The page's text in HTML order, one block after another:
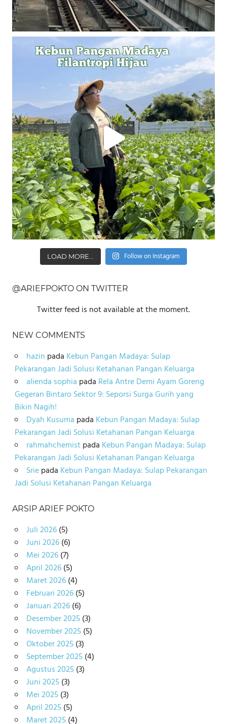
LOAD MORE... Follow on Instagram
@ARIEFPOKTO ON TWITTER
Twitter feed is not available at the moment.
NEW COMMENTS
hazin pada Kebun Pangan Madaya: Sulap
Pekarangan Jadi Solusi Ketahanan Pangan Keluarga
alienda sophia pada Rela Antre Demi Ayam Goreng
Gegeran Bintaro Sektor 9: Seporsi Surga Gurih yang
Bikin Nagih!
Dyah Kusuma pada Kebun Pangan Madaya: Sulap
Pekarangan Jadi Solusi Ketahanan Pangan Keluarga
rahmahchemistpada Kebun Pangan Madaya: Sulap
Pekarangan Jadi Solusi Ketahanan Pangan Keluarga
Sriepada Kebun Pangan Madaya: Sulap Pekarangan
Jadi Solusi Ketahanan Pangan Keluarga
ARSIP ARIEF POKTO
Juli 2026(5)
Juni 2026(6)
Mei 2026(7)
April 2026(5)
Maret 2026(4)
Februari 2026(5)
Januari 2026(6)
Desember 2025(3)
November 2025(5)
Oktober 2025(3)
September 2025(4)
Agustus 2025(3)
Juni 2025(3)
Mei 2025(3)
April 2025(5)
Maret 2025(4)